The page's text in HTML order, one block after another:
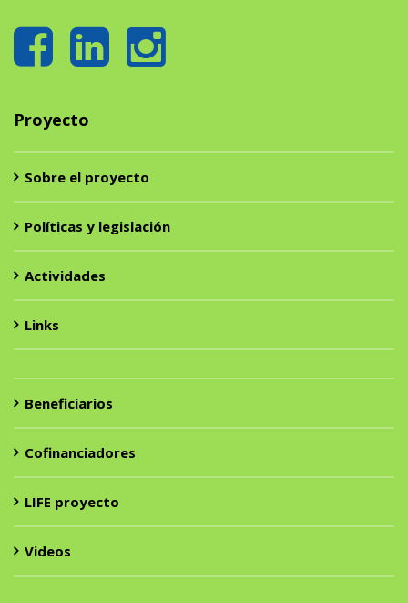
Proyecto
Sobre el proyecto
Políticas y legislación
Actividades
Links
Beneficiarios
Cofinanciadores
LIFE proyecto
Videos